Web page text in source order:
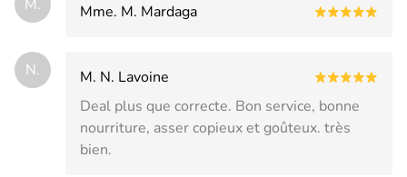
M. Mme. M. Mardaga
N.
M. N. Lavoine
Deal plus que correcte. Bon service, bonne
nourriture, asser copieux et goûteux. très
bien.